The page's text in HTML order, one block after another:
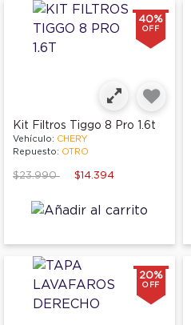
40%
OFF
Kit Filtros Tiggo 8 Pro 1.6t
Vehículo: CHERY
Repuesto: OTRO
Price reduced from
$23.990to $14.394
20%
OFF